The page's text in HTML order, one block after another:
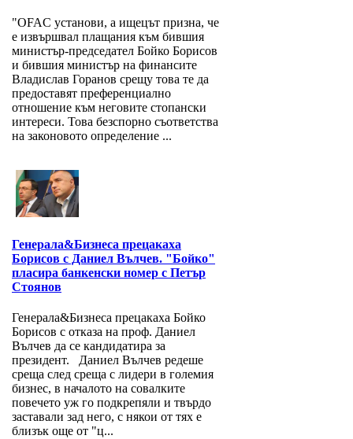
"OFAC установи, а ищецът призна, че
е извършвал плащания към бившия
министър-председател Бойко Борисов
и бившия министър на финансите
Владислав Горанов срещу това те да
предоставят преференциално
отношение към неговите стопански
интереси. Това безспорно съответства
на законовото определение ...
Генерала&Бизнеса прецакаха
Борисов с Даниел Вълчев. "Бойко"
пласира банкенски номер с Петър
Стоянов
Генерала&Бизнеса прецакаха Бойко
Борисов с отказа на проф. Даниел
Вълчев да се кандидатира за
президент. Даниел Вълчев редеше
среща след среща с лидери в големия
бизнес, в началото на совалките
повечето уж го подкрепяли и твърдо
заставали зад него, с някои от тях е
близък още от "ц...